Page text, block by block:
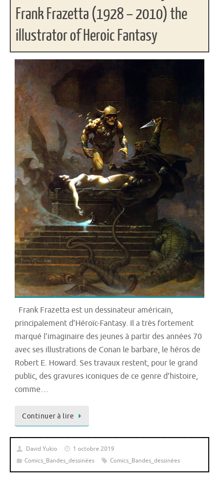
Frank Frazetta (1928 – 2010) the
illustrator of Heroic Fantasy
Frank Frazetta est un dessinateur américain,
principalement d’Héroïc-Fantasy. Il a très fortement
marqué l’imaginaire des jeunes à partir des années 70
avec ses illustrations de Conan le barbare, le héros de
Robert E. Howard. Ses travaux restent, pour le grand
public, des gravures iconiques de ce genre d’histoire,
comme…
Continuer à lire
David Yukio
1 octobre 2019
Comics_Bandes_dessinées
Comics_Bandes_dessinées